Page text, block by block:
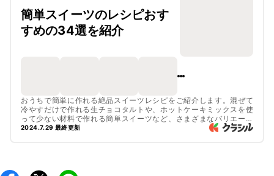
簡単スイーツのレシピおす
すめの34選を紹介
おうちで簡単に作れる絶品スイーツレシピをご紹介します。混ぜて
冷やすだけで作れる生チョコタルトや、ホットケーキミックスを使
って少ない材料で作れる簡単スイーツなど、さまざまなバリエーシ
ョンのレシピを、ぜひおうちで作ってみてくださいね。
2024.7.29 最終更新